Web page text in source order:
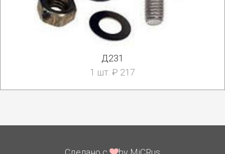
Д231
1 шт. ₽ 217